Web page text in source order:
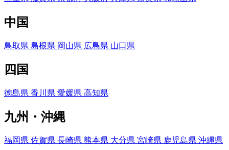
中国
鳥取県 島根県 岡山県 広島県 山口県
四国
徳島県 香川県 愛媛県 高知県
九州・沖縄
福岡県 佐賀県 長崎県 熊本県 大分県 宮崎県 鹿児島県 沖縄県